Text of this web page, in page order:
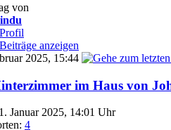
von
Profil
Beiträge anzeigen
2025, 15:44
im Haus von
Januar 2025, 14:01 Uhr
4